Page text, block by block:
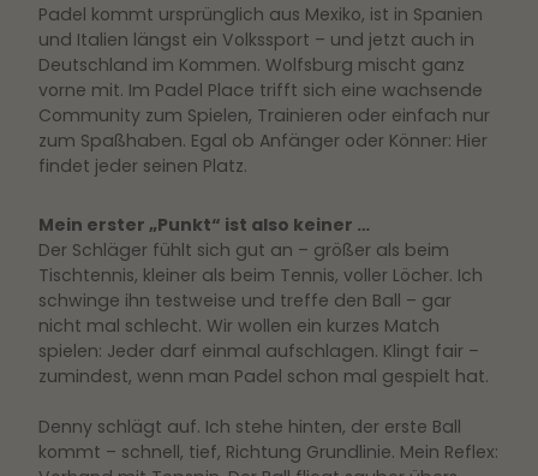
Padel kommt ursprünglich aus Mexiko, ist in Spanien
und Italien längst ein Volkssport – und jetzt auch in
Deutschland im Kommen. Wolfsburg mischt ganz
vorne mit. Im Padel Place trifft sich eine wachsende
Community zum Spielen, Trainieren oder einfach nur
zum Spaßhaben. Egal ob Anfänger oder Könner: Hier
findet jeder seinen Platz.
Mein erster „Punkt“ ist also keiner …
Der Schläger fühlt sich gut an – größer als beim
Tischtennis, kleiner als beim Tennis, voller Löcher. Ich
schwinge ihn testweise und treffe den Ball – gar
nicht mal schlecht. Wir wollen ein kurzes Match
spielen: Jeder darf einmal aufschlagen. Klingt fair –
zumindest, wenn man Padel schon mal gespielt hat.
Denny schlägt auf. Ich stehe hinten, der erste Ball
kommt – schnell, tief, Richtung Grundlinie. Mein Reflex: